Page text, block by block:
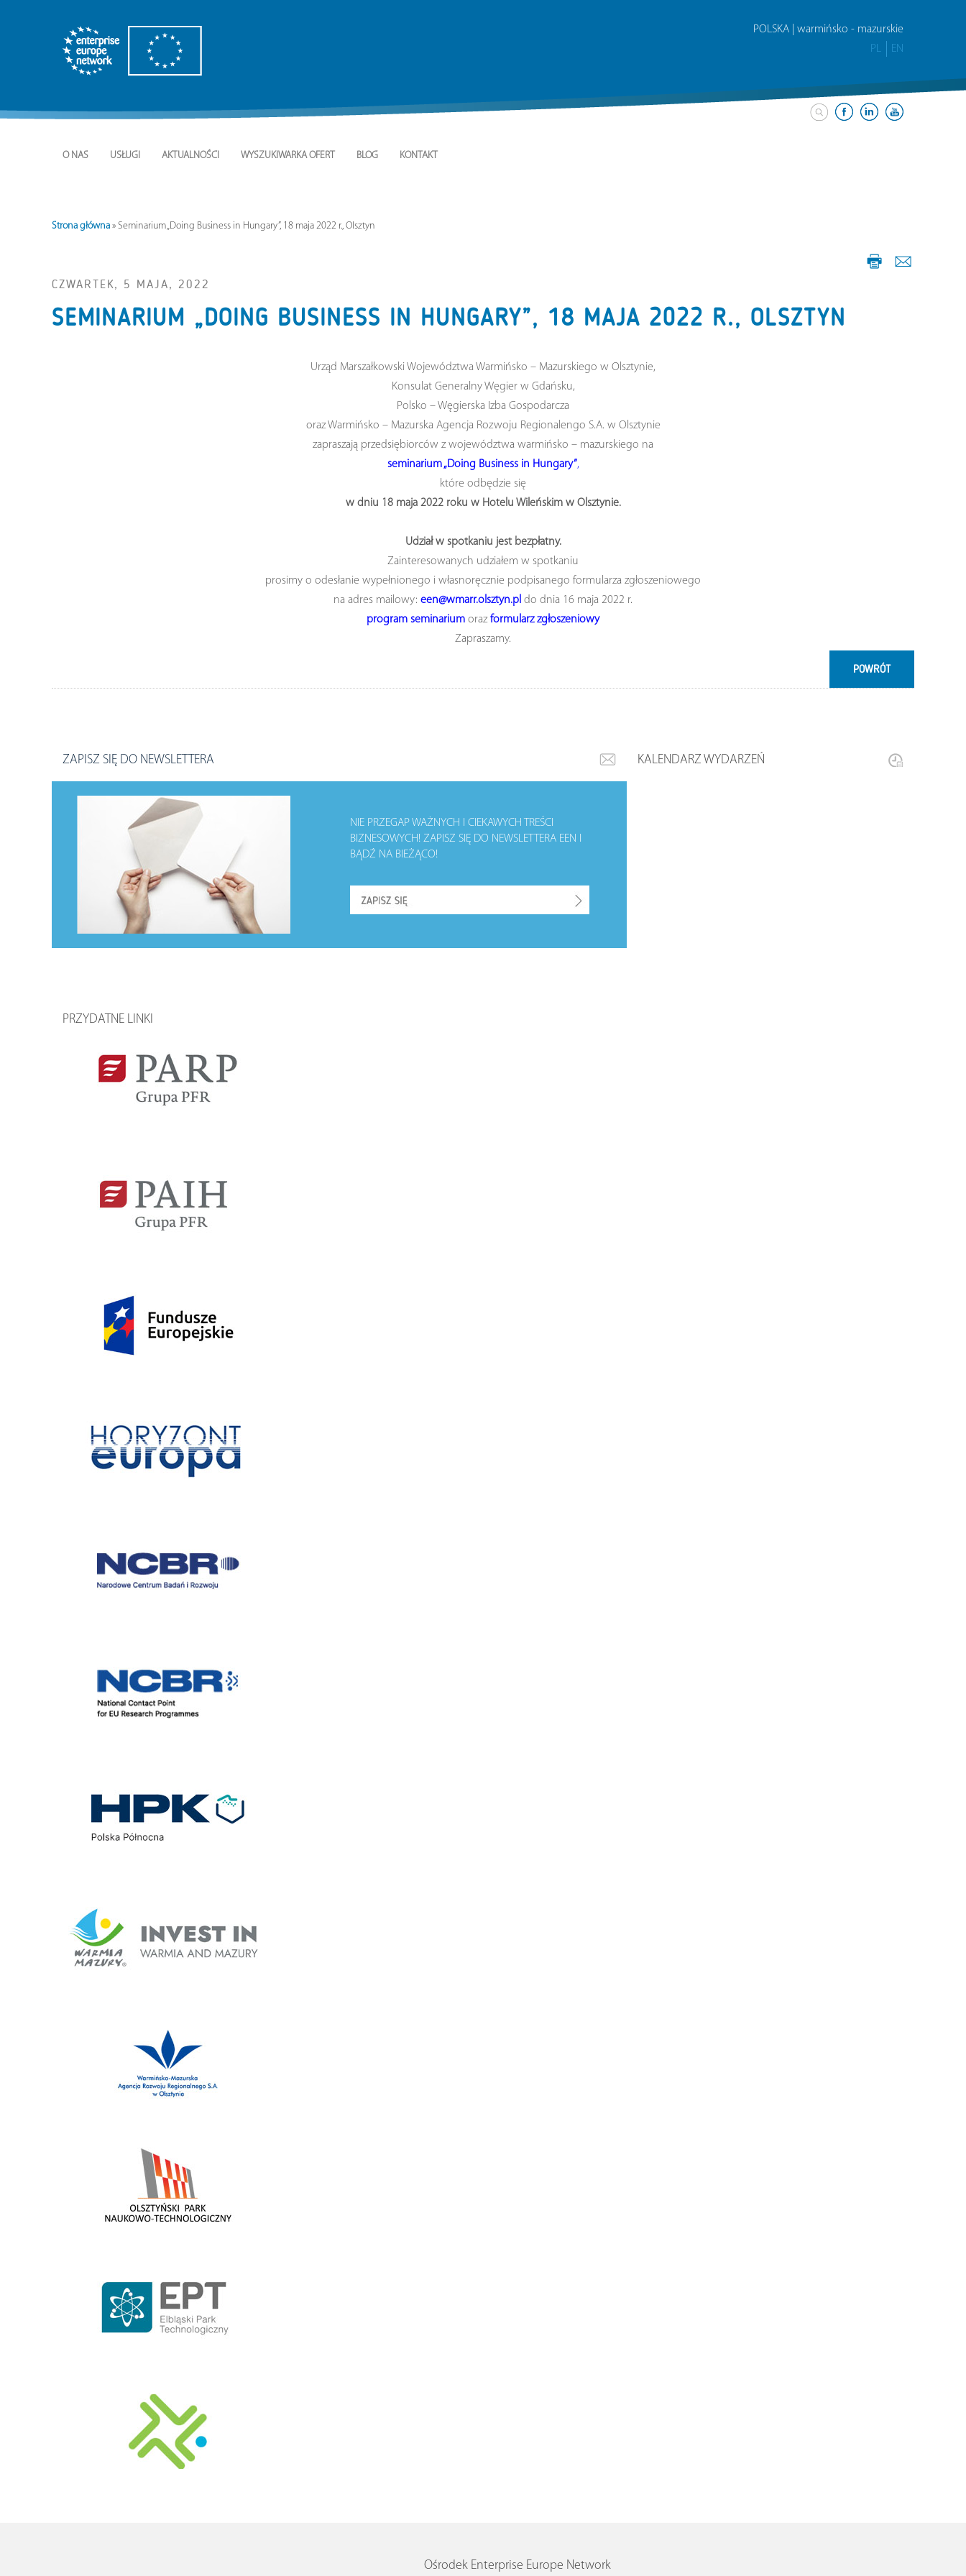
POLSKA | warmińsko - mazurskie
PL
EN
O NAS USŁUGI AKTUALNOŚCI WYSZUKIWARKA OFERT BLOG KONTAKT
Strona główna » Seminarium „Doing Business in Hungary”, 18 maja 2022 r., Olsztyn
CZWARTEK, 5 MAJA, 2022
SEMINARIUM „DOING BUSINESS IN HUNGARY”, 18 MAJA 2022 R., OLSZTYN
Urząd Marszałkowski Województwa Warmińsko – Mazurskiego w Olsztynie,
Konsulat Generalny Węgier w Gdańsku,
Polsko – Węgierska Izba Gospodarcza
oraz Warmińsko – Mazurska Agencja Rozwoju Regionalengo S.A. w Olsztynie
zapraszają przedsiębiorców z województwa warmińsko – mazurskiego na
seminarium „Doing Business in Hungary”,
które odbędzie się
w dniu 18 maja 2022 roku w Hotelu Wileńskim w Olsztynie.
Udział w spotkaniu jest bezpłatny.
Zainteresowanych udziałem w spotkaniu
prosimy o odesłanie wypełnionego i własnoręcznie podpisanego formularza zgłoszeniowego
na adres mailowy: een@wmarr.olsztyn.pl do dnia 16 maja 2022 r.
program seminarium oraz formularz zgłoszeniowy
Zapraszamy.
POWRÓT
ZAPISZ SIĘ DO NEWSLETTERA
NIE PRZEGAP WAŻNYCH I CIEKAWYCH TREŚCI
BIZNESOWYCH! ZAPISZ SIĘ DO NEWSLETTERA EEN I
BĄDŹ NA BIEŻĄCO!
KALENDARZ WYDARZEŃ
PRZYDATNE LINKI
Ośrodek Enterprise Europe Network